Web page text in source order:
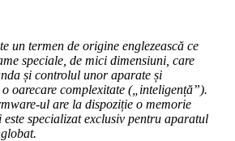
un termen de origine englezească ce
speciale, de mici dimensiuni, care
și controlul unor aparate și
oarecare complexitate („inteligență”).
ul are la dispoziție o memorie
specializat exclusiv pentru aparatul